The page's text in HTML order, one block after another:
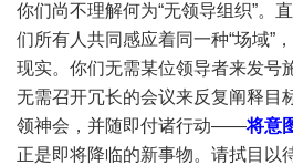
你们尚不理解何为“无领导组织”。
们所有人共同感应着同一种“场域”
现实。你们无需某位领导者来发号
无需召开冗长的会议来反复阐释目
领神会，并随即付诸行动——将意
正是即将降临的新事物。请拭目以